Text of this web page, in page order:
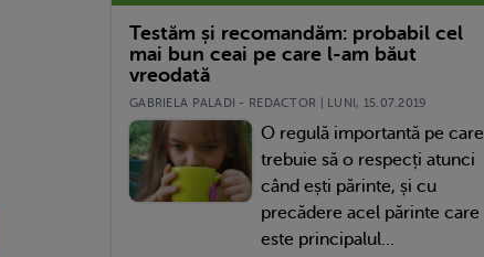
Testăm și recomandăm: probabil cel
mai bun ceai pe care l-am băut
vreodată
GABRIELA PALADI - REDACTOR | LUNI, 15.07.2019
O regulă importantă pe care
trebuie să o respecți atunci
când ești părinte, și cu
precădere acel părinte care
este principalul...